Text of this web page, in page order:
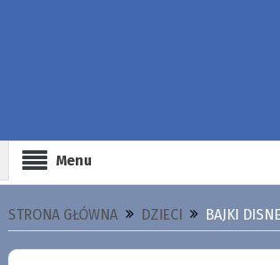
Menu
STRONA GŁÓWNA DZIECI BAJKI